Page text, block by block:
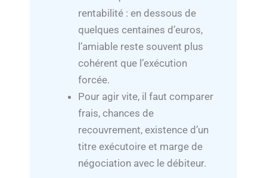
rentabilité : en dessous de
quelques centaines d’euros,
l’amiable reste souvent plus
cohérent que l’exécution
forcée.
Pour agir vite, il faut comparer
frais, chances de
recouvrement, existence d’un
titre exécutoire et marge de
négociation avec le débiteur.